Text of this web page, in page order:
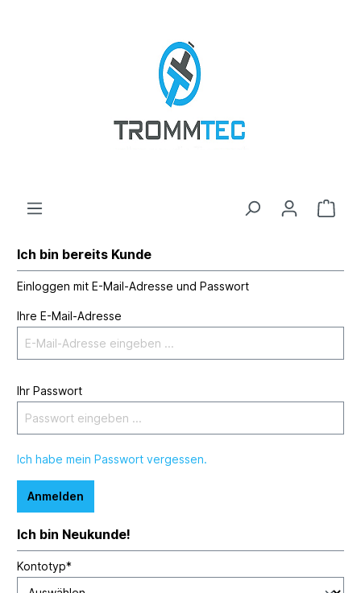
Ich bin bereits Kunde
Einloggen mit E-Mail-Adresse und Passwort
Ihre E-Mail-Adresse
Ihr Passwort
Ich habe mein Passwort vergessen.
Anmelden
Ich bin Neukunde!
Kontotyp*